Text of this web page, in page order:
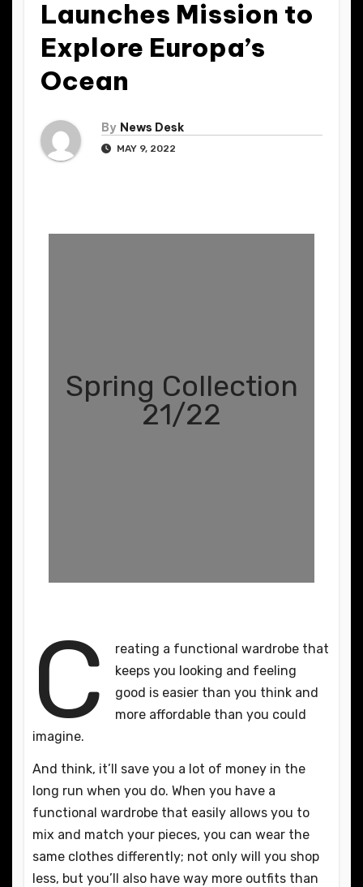
Launches Mission to
Explore Europa’s
Ocean
By News Desk
MAY 9, 2022
Spring Collection
21/22
C
reating a functional wardrobe that
keeps you looking and feeling
good is easier than you think and
more affordable than you could
imagine.
And think, it’ll save you a lot of money in the
long run when you do. When you have a
functional wardrobe that easily allows you to
mix and match your pieces, you can wear the
same clothes differently; not only will you shop
less, but you’ll also have way more outfits than